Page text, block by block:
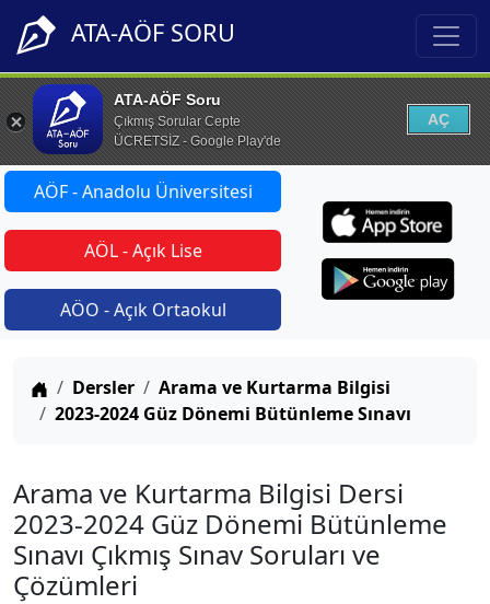
ATA-AÖF SORU
ATA-AÖF Soru
Çıkmış Sorular Cepte
ÜCRETSİZ - Google Play'de
AÇ
AÖF - Anadolu Üniversitesi
AÖL - Açık Lise
AÖO - Açık Ortaokul
Anasayfa
Dersler
Arama ve Kurtarma Bilgisi
2023-2024 Güz Dönemi Bütünleme Sınavı
Arama ve Kurtarma Bilgisi Dersi
2023-2024 Güz Dönemi Bütünleme
Sınavı Çıkmış Sınav Soruları ve
Çözümleri